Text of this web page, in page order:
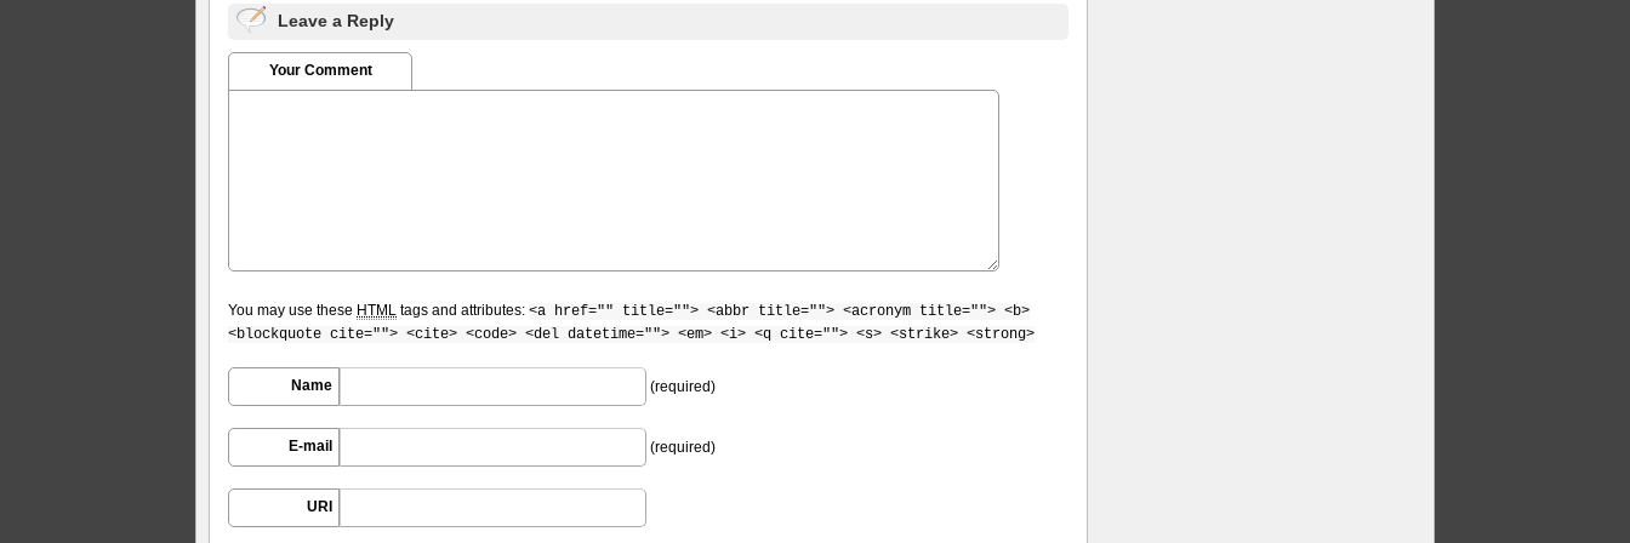
Leave a Reply
Your Comment
You may use these HTML tags and attributes: <a href="" title=""> <abbr title=""> <acronym title=""> <b>
<blockquote cite=""> <cite> <code> <del datetime=""> <em> <i> <q cite=""> <s> <strike> <strong>
Name (required)
E-mail (required)
URI